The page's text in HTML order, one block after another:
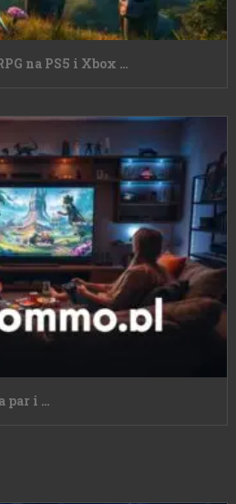
na PS5 i Xbox …
par i …